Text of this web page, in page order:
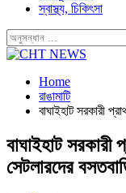
স্বাস্থ্য, চিকিৎসা
Home
রাঙামাটি
বাঘাইহাট সরকারী
বাঘাইহাট সরকারী
সেটলারদের